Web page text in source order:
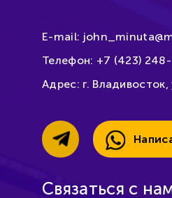
E-mail:
Телефон: +7 (423)
Адрес: г.
Связаться с